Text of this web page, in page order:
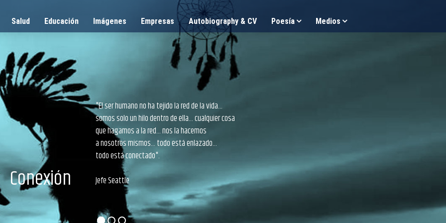
Salud Educación Imágenes Empresas Autobiography & CV Poesía Medios
Conexión
"El ser humano no ha tejido la red de la vida...
somos solo un hilo dentro de ella... cualquier cosa
que hagamos a la red... nos la hacemos
a nosotros mismos... todo está enlazado...
todo está conectado".
Jefe Seattle